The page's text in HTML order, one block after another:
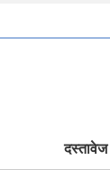
दस्तावेज